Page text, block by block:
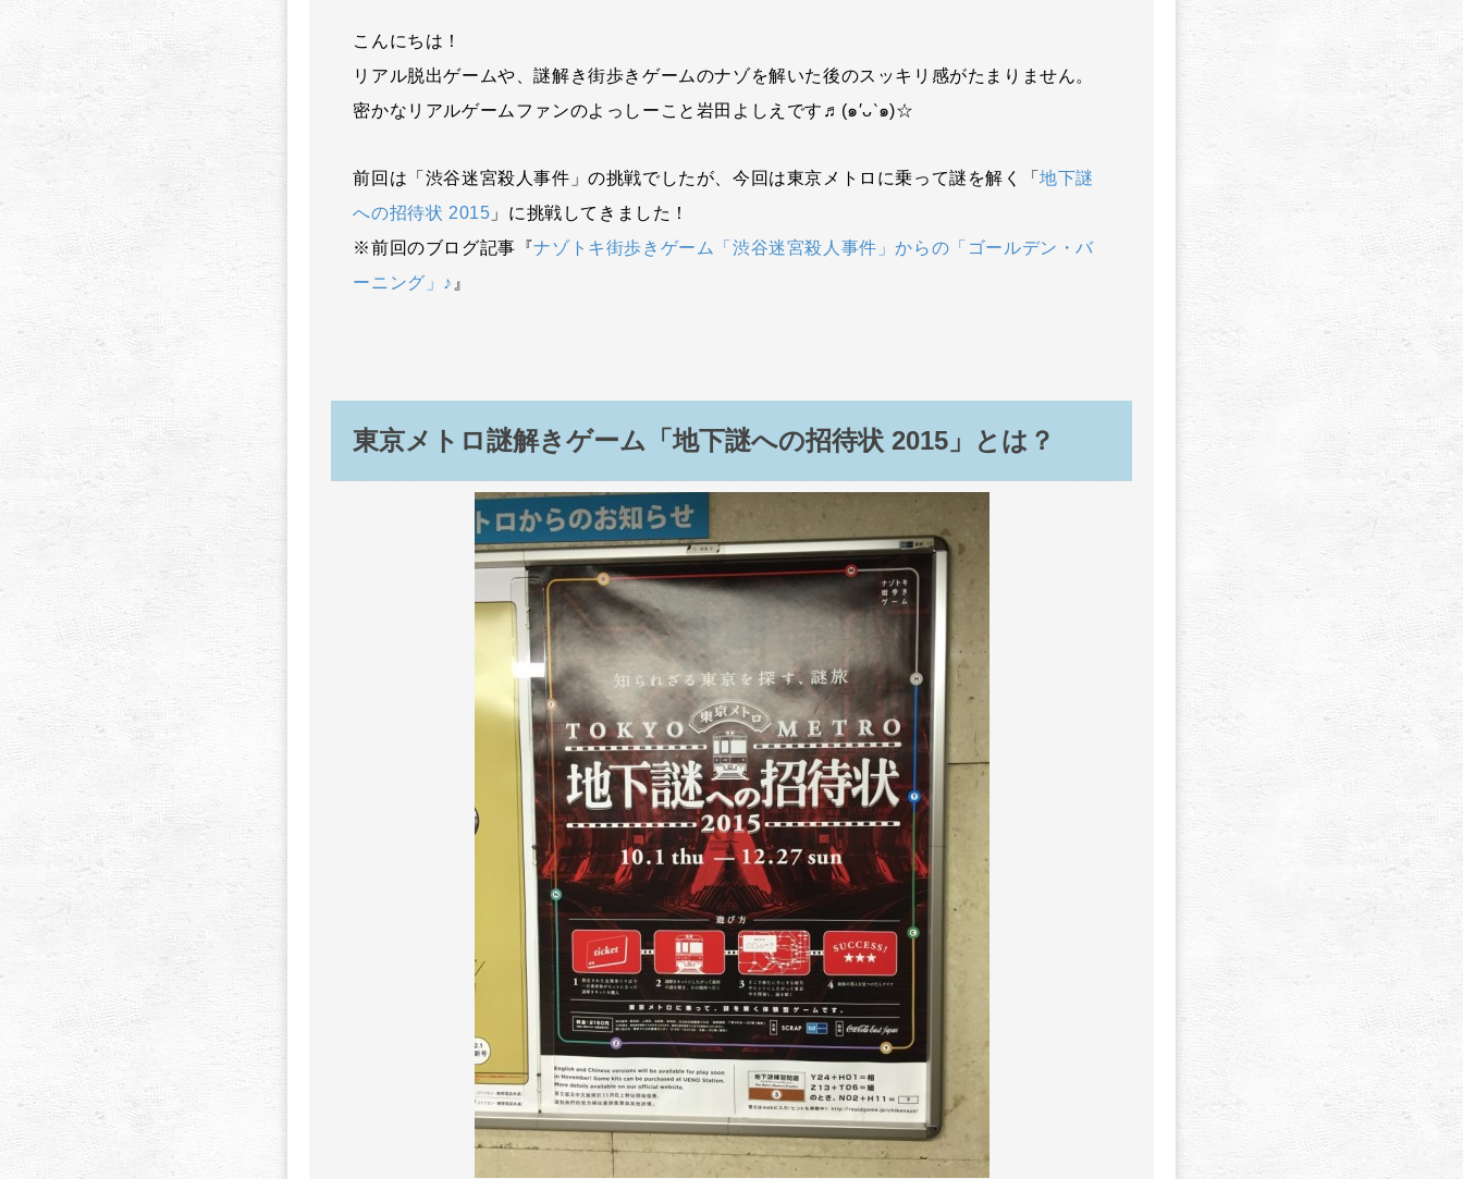
こんにちは！
リアル脱出ゲームや、謎解き街歩きゲームのナゾを解いた後のスッキリ感がたまりません。
密かなリアルゲームファンのよっしーこと岩田よしえです♬(๑′ᴗ‵๑)☆
前回は「渋谷迷宮殺人事件」の挑戦でしたが、今回は東京メトロに乗って謎を解く「地下謎
への招待状 2015 」に挑戦してきました！
※前回のブログ記事『ナゾトキ街歩きゲーム「渋谷迷宮殺人事件」からの「ゴールデン・バ
ーニング」♪ 』
東京メトロ謎解きゲーム「地下謎への招待状 2015」とは？